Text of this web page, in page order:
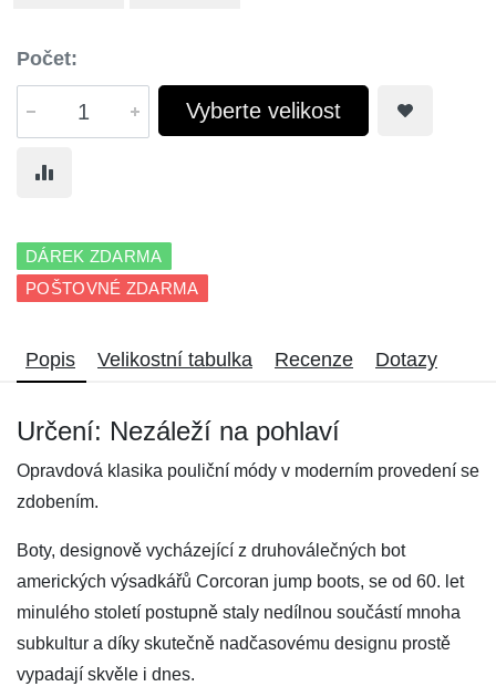
Počet:
Vyberte velikost
DÁREK ZDARMA
POŠTOVNÉ ZDARMA
Popis Velikostní tabulka Recenze Dotazy
Určení: Nezáleží na pohlaví
Opravdová klasika pouliční módy v moderním provedení se
zdobením.
Boty, designově vycházející z druhoválečných bot
amerických výsadkářů Corcoran jump boots, se od 60. let
minulého století postupně staly nedílnou součástí mnoha
subkultur a díky skutečně nadčasovému designu prostě
vypadají skvěle i dnes.